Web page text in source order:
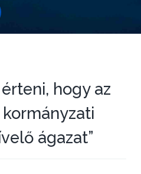
hogy az
ágazat”